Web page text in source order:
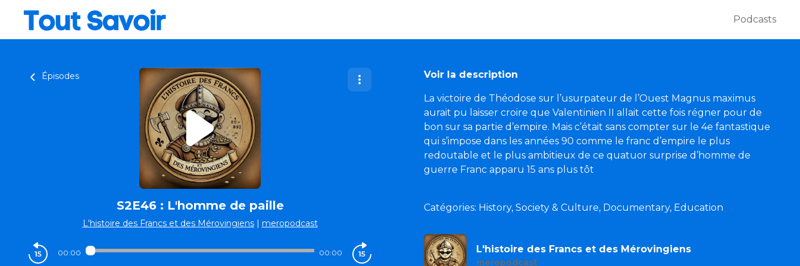
Podcasts
Épisodes
S2E46 : L'homme de paille
L'histoire des Francs et des Mérovingiens | meropodcast
00:00 00:00
Voir la description
La victoire de Théodose sur l’usurpateur de l’Ouest Magnus maximus
aurait pu laisser croire que Valentinien II allait cette fois régner pour de
bon sur sa partie d’empire. Mais c’était sans compter sur le 4e fantastique
qui s’impose dans les années 90 comme le franc d’empire le plus
redoutable et le plus ambitieux de ce quatuor surprise d’homme de
guerre Franc apparu 15 ans plus tôt
Catégories: History, Society & Culture, Documentary, Education
L'histoire des Francs et des Mérovingiens
meropodcast